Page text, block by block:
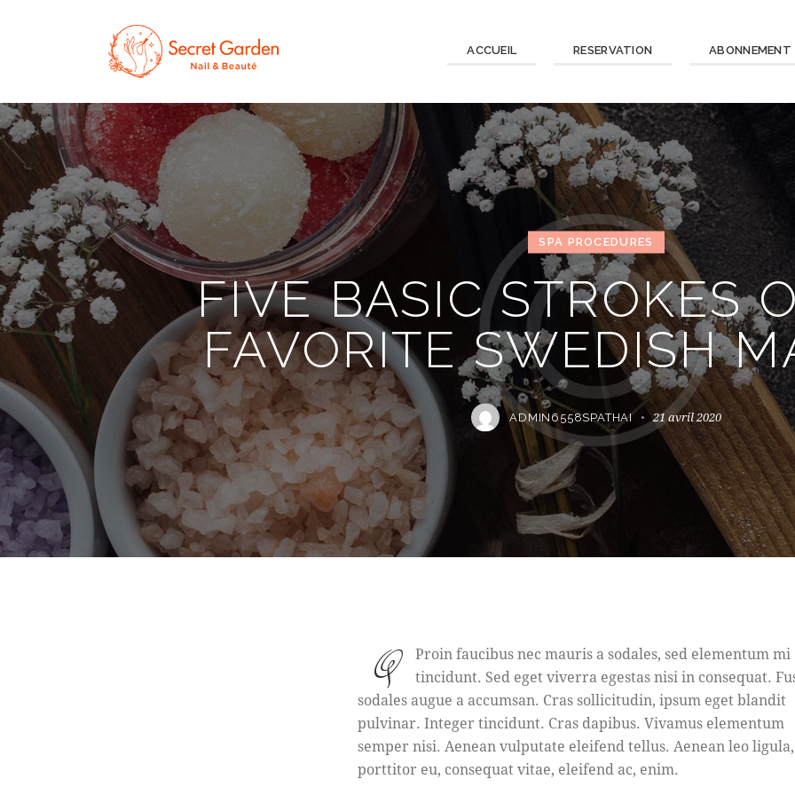
ACCUEIL RESERVATION ABONNEMENT
SPA PROCEDURES
FIVE BASIC STROKES
FAVORITE SWEDISH
ADMIN6558SPATHAI 21 avril 2020
Q
Proin faucibus nec mauris a sodales, sed elementum mi
tincidunt. Sed eget viverra egestas nisi in consequat.
sodales augue a accumsan. Cras sollicitudin, ipsum eget blandit
pulvinar. Integer tincidunt. Cras dapibus. Vivamus elementum
semper nisi. Aenean vulputate eleifend tellus. Aenean leo ligula,
porttitor eu, consequat vitae, eleifend ac, enim.